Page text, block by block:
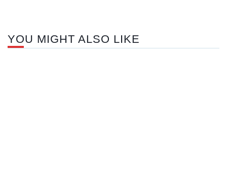
YOU MIGHT ALSO LIKE